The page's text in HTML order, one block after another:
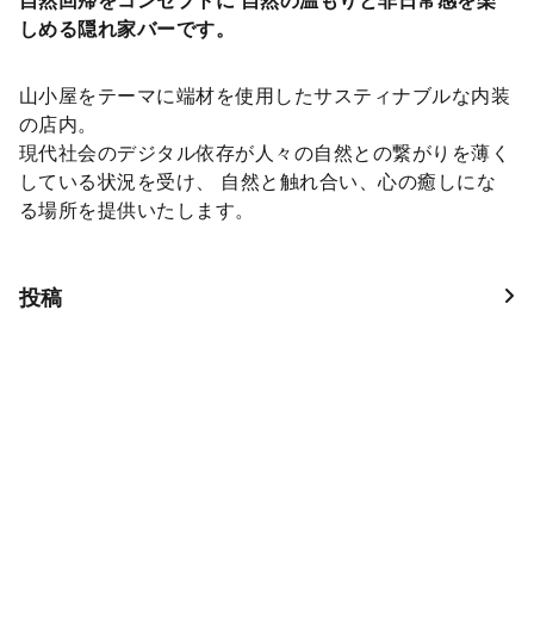
しめる隠れ家バーです。
山小屋をテーマに端材を使用したサスティナブルな内装
の店内。
現代社会のデジタル依存が人々の自然との繋がりを薄く
している状況を受け、 自然と触れ合い、心の癒しにな
る場所を提供いたします。
投稿